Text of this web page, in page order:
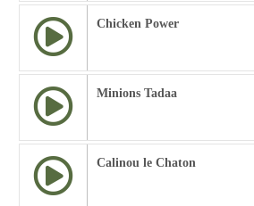
Chicken Power
Minions Tadaa
Calinou le Chaton